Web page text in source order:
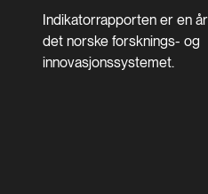
Indikatorrapporten er en
det norske forsknings- og
innovasjonssystemet.